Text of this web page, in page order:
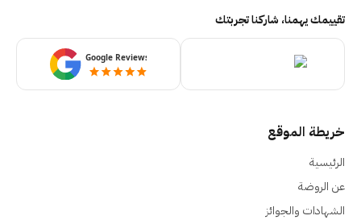
تقييمك يهمنا، شاركنا تجربتك
خريطة الموقع
الرئيسية
عن الروضة
الشهادات والجوائز